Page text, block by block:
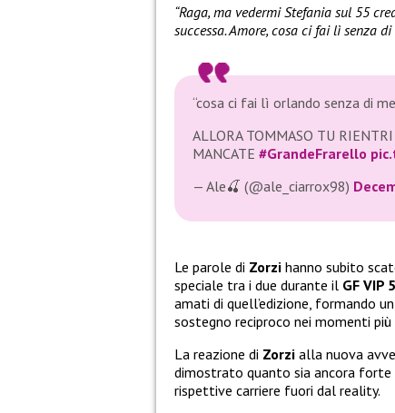
“Raga, ma vedermi Stefania sul 55
successa. Amore, cosa ci fai lì senza
“cosa ci fai lì orlando senza di
ALLORA TOMMASO TU
MANCATE #GrandeFrarello
— Ale🍒 (@ale_ciarrox98)
Le parole di Zorzi hanno subito
speciale tra i due durante il GF VIP 5
amati di quell’edizione, formando
sostegno reciproco nei momenti
La reazione di Zorzi alla nuova
dimostrato quanto sia ancora
rispettive carriere fuori dal reality.